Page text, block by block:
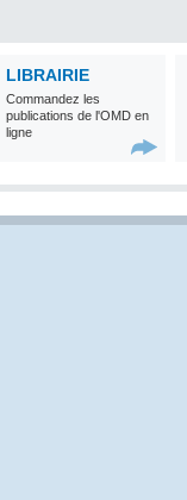
LIBRAIRIE
Commandez les
publications de l'OMD en
ligne